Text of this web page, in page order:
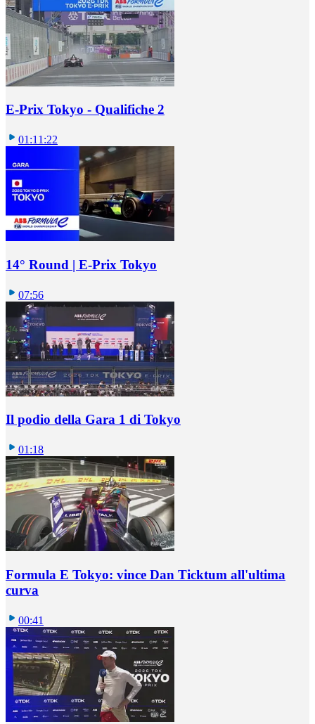
E-Prix Tokyo - Qualifiche 2
01:11:22
14° Round | E-Prix Tokyo
07:56
Il podio della Gara 1 di Tokyo
01:18
Formula E Tokyo: vince Dan Ticktum all'ultima
curva
00:41